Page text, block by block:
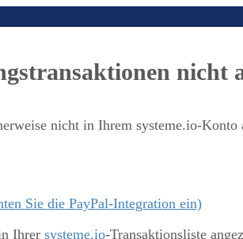
nicht
nicht in Ihrem systeme.io-Konto
Sie die PayPal-Integration ein)
Ihrer systeme.io-Transaktionsliste